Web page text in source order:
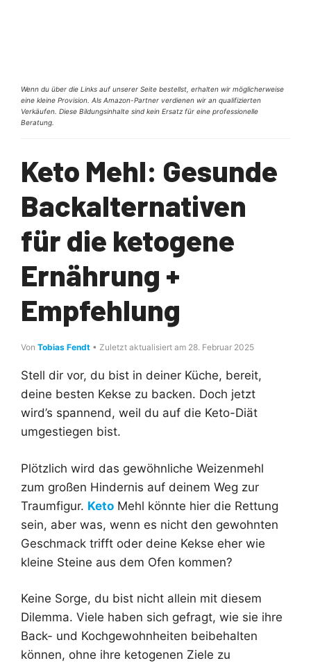
Wenn du über die Links auf unserer Seite bestellst, erhalten wir möglicherweise
eine kleine Provision. Als Amazon-Partner verdienen wir an qualifizierten
Verkäufen. Diese Bildungsinhalte sind kein Ersatz für eine professionelle
Beratung.
Keto Mehl: Gesunde
Backalternativen
für die ketogene
Ernährung +
Empfehlung
Von Tobias Fendt • Zuletzt aktualisiert am 28. Februar 2025
Stell dir vor, du bist in deiner Küche, bereit,
deine besten Kekse zu backen. Doch jetzt
wird’s spannend, weil du auf die Keto-Diät
umgestiegen bist.
Plötzlich wird das gewöhnliche Weizenmehl
zum großen Hindernis auf deinem Weg zur
Traumfigur. Keto Mehl könnte hier die Rettung
sein, aber was, wenn es nicht den gewohnten
Geschmack trifft oder deine Kekse eher wie
kleine Steine aus dem Ofen kommen?
Keine Sorge, du bist nicht allein mit diesem
Dilemma. Viele haben sich gefragt, wie sie ihre
Back- und Kochgewohnheiten beibehalten
können, ohne ihre ketogenen Ziele zu